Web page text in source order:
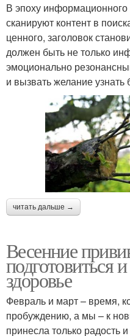
В эпоху информационного
сканируют контент в
ценного, заголовок
должен быть не только
эмоционально
и вызвать желание узнать
читать дальше →
Весенние
подготовиться
здоровье
Февраль и март – время,
пробуждению, а мы – к
принесла только радость